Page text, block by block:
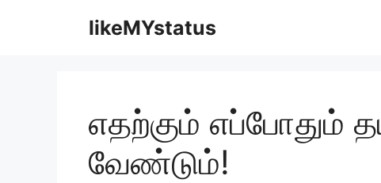
likeMYstatus
எதற்கும் எப்போதும்
வேண்டும்!